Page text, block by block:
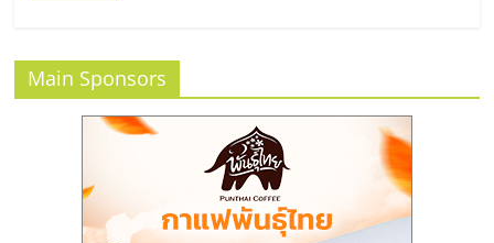
ที่
ปรึกษา
แฟ
Main Sponsors